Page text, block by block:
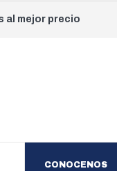
al mejor precio
CONOCENOS